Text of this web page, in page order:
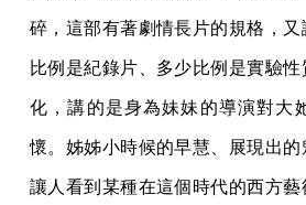
碎，這部有著劇情長片的規格，
比例是紀錄片、多少比例是實驗性
化，講的是身為妹妹的導演對大
懷。姊姊小時候的早慧、展現出的
讓人看到某種在這個時代的西方